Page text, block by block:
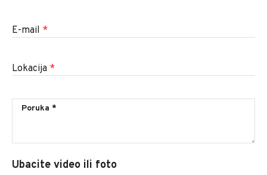
E-mail *
Lokacija *
Ubacite video ili foto